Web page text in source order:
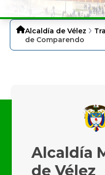
Alcaldía de Vélez
de Comparendo
Alcaldía
de Vélez